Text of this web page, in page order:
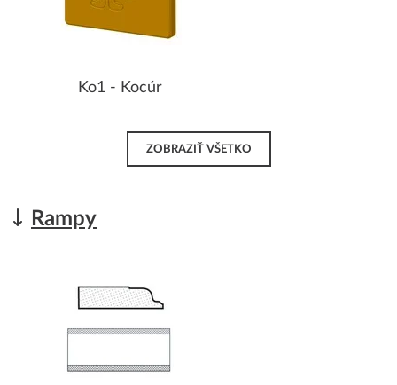
Ko1 - Kocúr
ZOBRAZIŤ VŠETKO
Rampy